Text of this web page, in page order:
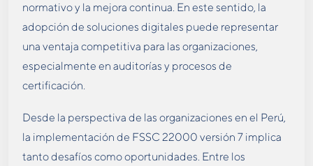
normativo y la mejora continua. En este sentido, la
adopción de soluciones digitales puede representar
una ventaja competitiva para las organizaciones,
especialmente en auditorías y procesos de
certificación.
Desde la perspectiva de las organizaciones en el Perú,
la implementación de FSSC 22000 versión 7 implica
tanto desafíos como oportunidades. Entre los